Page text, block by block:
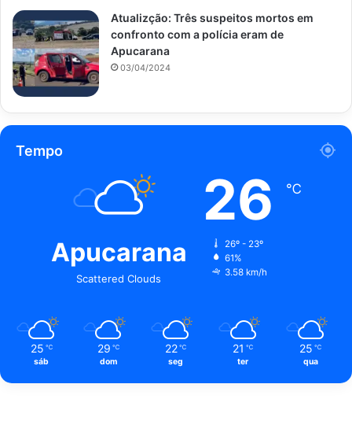
Atualizção: Três suspeitos mortos em
confronto com a polícia eram de
Apucarana
03/04/2024
Tempo
Apucarana
Scattered Clouds
26 ℃
26º - 23º
61%
3.58 km/h
25 ℃
sáb
29 ℃
dom
22 ℃
seg
21 ℃
ter
25 ℃
qua